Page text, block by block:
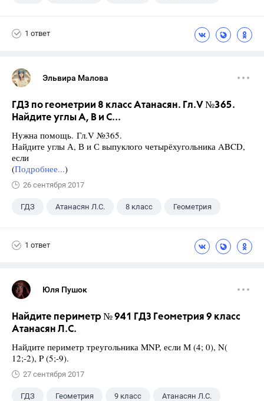
1 ответ
Эльвира Малова
ГДЗ по геометрии 8 класс Атанасян. Гл.V №365.
Найдите углы А, В и С...
Нужна помощь. Гл.V №365.
Найдите углы А, В и С выпуклого четырёхугольника ABCD,
если
(Подробнее...)
26 сентября 2017
ГДЗ Атанасян Л.С. 8 класс Геометрия
1 ответ
Юля Пушок
Найдите периметр № 941 ГДЗ Геометрия 9 класс
Атанасян Л.С.
Найдите периметр треугольника MNP, если М (4; 0), N(
12;-2), P (5;-9).
27 сентября 2017
ГДЗ Геометрия 9 класс Атанасян Л.С.